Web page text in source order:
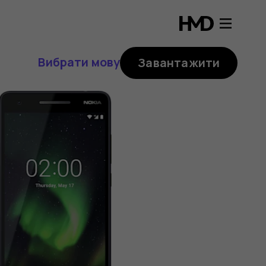
Вибрати мову Завантажити